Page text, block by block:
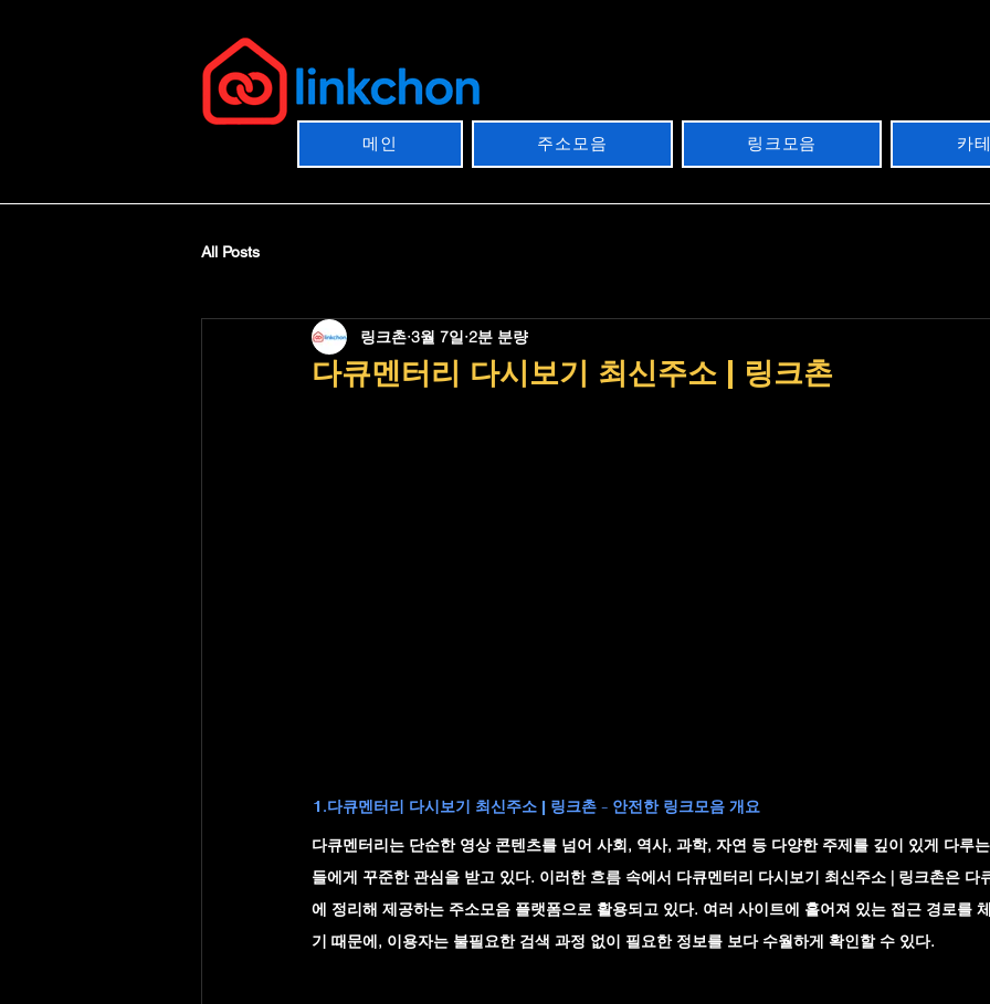
메인 주소모음 링크모음 카
All Posts
다큐멘터리 다시보기 최신주소 | 링크촌
링크촌 3월 7일 2분 분량
1.다큐멘터리 다시보기 최신주소 | 링크촌 - 안전한 링크모음 개요
다큐멘터리는 단순한 영상 콘텐츠를 넘어 사회, 역사, 과학, 자연 등 다양한 주제를 깊이 있게 다루
들에게 꾸준한 관심을 받고 있다. 이러한 흐름 속에서 다큐멘터리 다시보기 최신주소 | 링크촌은 다
에 정리해 제공하는 주소모음 플랫폼으로 활용되고 있다. 여러 사이트에 흩어져 있는 접근 경로를
기 때문에, 이용자는 불필요한 검색 과정 없이 필요한 정보를 보다 수월하게 확인할 수 있다.